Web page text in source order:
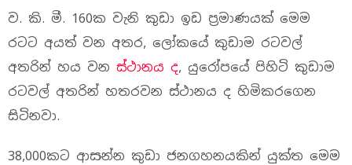
ව. කි. මී. 160ක වැනි කුඩා ඉඩ ප්‍රමාණයක් මෙම
රටට අයත් වන අතර, ලෝකයේ කුඩාම රටවල්
අතරින් හය වන ස්ථානය ද, යුරෝපයේ පිහිටි කුඩාම
රටවල් අතරින් හතරවන ස්ථානය ද හිමිකරගෙන
සිටිනවා.
38,000කට ආසන්න කුඩා ජනගහනයකින් යුක්ත මෙම